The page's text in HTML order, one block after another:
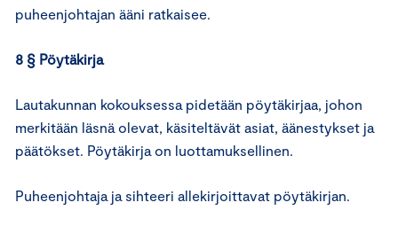
puheenjohtajan ääni ratkaisee.
8 § Pöytäkirja
Lautakunnan kokouksessa pidetään pöytäkirjaa, johon
merkitään läsnä olevat, käsiteltävät asiat, äänestykset ja
päätökset. Pöytäkirja on luottamuksellinen.
Puheenjohtaja ja sihteeri allekirjoittavat pöytäkirjan.